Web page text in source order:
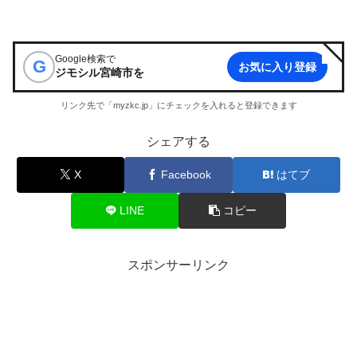
G Google検索で
ジモシル宮崎市を お気に入り登録
リンク先で「myzkc.jp」にチェックを入れると登録できます
シェアする
X Facebook はてブ
LINE コピー
スポンサーリンク